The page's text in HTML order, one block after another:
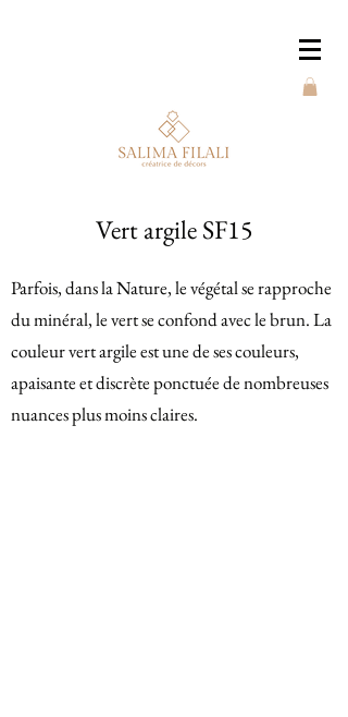
Vert argile SF15
Parfois, dans la Nature, le végétal se rapproche
du minéral, le vert se confond avec le brun. La
couleur vert argile est une de ses couleurs,
apaisante et discrète ponctuée de nombreuses
nuances plus moins claires.